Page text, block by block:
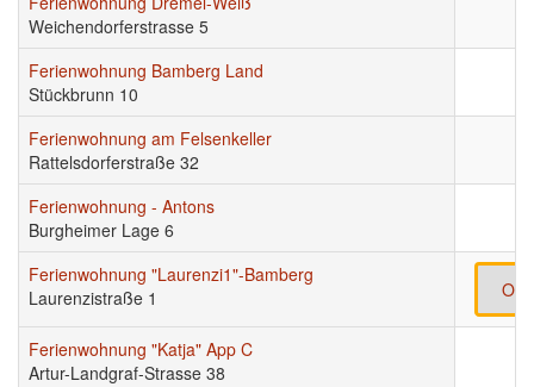
Weichendorferstrasse 5
Ferienwohnung Bamberg Land
Stückbrunn 10
Ferienwohnung am Felsenkeller
Rattelsdorferstraße 32
Ferienwohnung - Antons
Burgheimer Lage 6
Ferienwohnung "Laurenzi1"-Bamberg
Laurenzistraße 1
Ferienwohnung "Katja" App C
Artur-Landgraf-Strasse 38